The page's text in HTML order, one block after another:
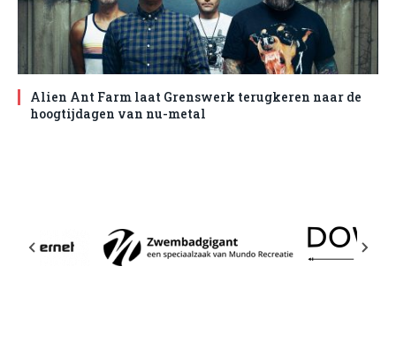
Alien Ant Farm laat Grenswerk terugkeren naar de
hoogtijdagen van nu-metal